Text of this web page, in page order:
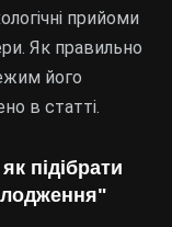
прийоми
Як правильно
його
в статті.
підібрати